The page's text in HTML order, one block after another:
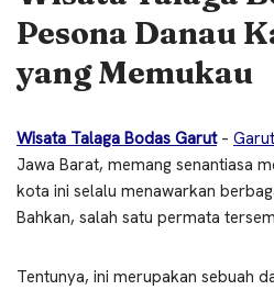
Pesona Danau
yang Memukau
Wisata Talaga Bodas Garut– Garut
Jawa Barat, memang senantiasa
kota ini selalu menawarkan
Bahkan, salah satu permata
Tentunya, ini merupakan sebuah